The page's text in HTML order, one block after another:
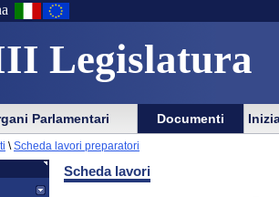
Legislatura
Parlamentari Documenti
\ Scheda lavori preparatori
Scheda lavori